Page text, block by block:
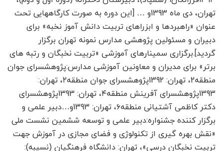
تهران، دی ماه 1393و … [این دوره به صورت کارگاه­هایی تحت
عنوان «راهبردها و ابزراهای تربیت دانش آموز نخبه» برای
دبیران و مسئولین پژوهشی مدارس نمونه تهران برگزار
گردید].برگزاری سمینارهای آموزشی «تربیت نخبگان و رتبه های
برتر» برای مدیران و معاونین آموزشی مدارس:پژوهشسرای جوان
منطقه2، تهران: 1392پژوهشسرای جوان منطقه۲، تهران:
1393پژوهشسرای آفرینش منطقه۴، تهران: 1393پژوهشسرای
دکتر کاظمی آشتیانی منطقه۶، تهران: 1393و…دبیر علمی و
برگزار کننده جشنواره:دبیر علمی و توسعه ششمین نشست ملی
«نقش بهره گیری از تکنولوژی و فضای مجازی در آموزش جهت
تربیت نخبگان درسی»، تهران: دانشگاه فرهنگیان (نسیبه):